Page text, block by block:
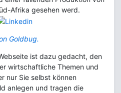
Afrika gesehen werd.
Goldbug.
ist dazu gedacht, den
wirtschaftliche Themen und
nur Sie selbst können
anlegen und tragen die